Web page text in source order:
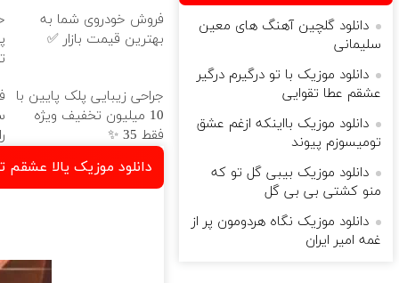
فروش خودروی شما به
بهترین قیمت بازار ✅
جراحی زیبایی پلک پایین با
10 میلیون تخفیف ویژه
فقط 35 ✨
دانلود موزیک یالا عشقم
دانلود گلچین آهنگ های معین
سلیمانی
دانلود موزیک با تو درگیرم درگیر
عشقم عطا تقوایی
دانلود موزیک بااینکه ازغم عشق
تومیسوزم پیوند
دانلود موزیک بیبی گل تو که
منو کشتی بی بی گل
دانلود موزیک نگاه هردومون پر از
غمه امیر ایران